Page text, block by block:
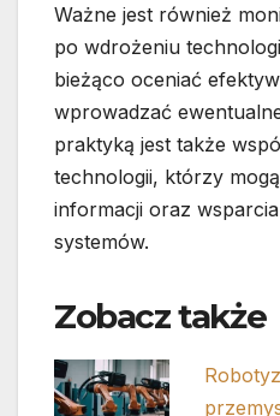
Ważne jest również
po wdrożeniu
bieżąco oceniać
wprowadzać
praktyką jest także
technologii, którzy
informacji oraz
systemów.
Zobacz także